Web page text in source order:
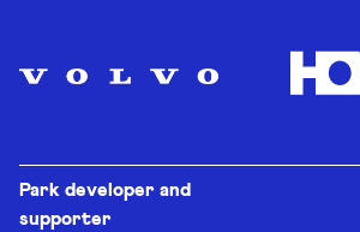
Park developer and
supporter